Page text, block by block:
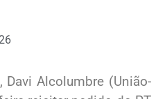
Davi Alcolumbre (União-